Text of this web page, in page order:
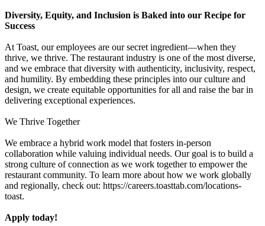
Diversity, Equity, and Inclusion is Baked into our Recipe for
Success
At Toast, our employees are our secret ingredient—when they
thrive, we thrive. The restaurant industry is one of the most diverse,
and we embrace that diversity with authenticity, inclusivity, respect,
and humility. By embedding these principles into our culture and
design, we create equitable opportunities for all and raise the bar in
delivering exceptional experiences.
We Thrive Together
We embrace a hybrid work model that fosters in-person
collaboration while valuing individual needs. Our goal is to build a
strong culture of connection as we work together to empower the
restaurant community. To learn more about how we work globally
and regionally, check out: https://careers.toasttab.com/locations-
toast.
Apply today!